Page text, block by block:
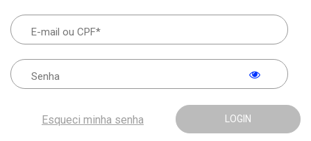
LOGIN
Esqueci minha senha